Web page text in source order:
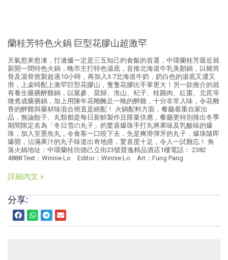
蘭桂芳特色火鍋 巨型花膠山超激罕
天氣愈來愈凍，打邊爐一定是三五知己約食飯的首選，中環蘭桂芳最近就
新開一間特色火鍋，晚市主打特色湯底，首推北海道牛乳美顏鍋，以豬筒
骨及湯骨熬製超過10小時，再加入3.7北海道牛奶，奶白色的湯底又濃又
滑，上桌時配上激罕巨型花膠山，隻隻花膠比手掌更大！另一款推介的就
有養生藥膳醉雞鍋，以黨參、當歸、淮山、杞子、桂圓肉、紅棗、北芪等
燉煮成藥膳鍋，加上用陳年花雕醃足一晚的醉雞，十分非常入味，令花雕
香的醉雞與藥材味混合簡直是絕配！ 火鍋配料方面，餐廳着重自家出
品，無論餃子、丸類都是每日新鮮製作且限量供應，餐廳更特別推出冬季
期間限定名為「冬日雪の丸子」的驚喜爆珠手打丸將果味及乳酸味的爆
珠，加入至墨魚丸，令食客一口咬下去，先是爽滑彈牙的丸子，爆珠隨即
爆開，沾滿果汁的丸子味道出奇地搭，驚喜度十足，令人一試難忘！ 角
落火鍋地址：中環蘭桂坊德己立街23號晉逸精品酒店1樓電話： 2382
4888 Text：Winnie Lo Editor：Winnie Lo Art：Fung Pang
詳細內文 »
分享: